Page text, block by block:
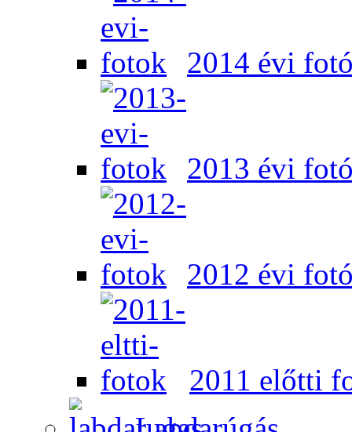
2014 évi
2013 évi
2012 évi
2011 előtti